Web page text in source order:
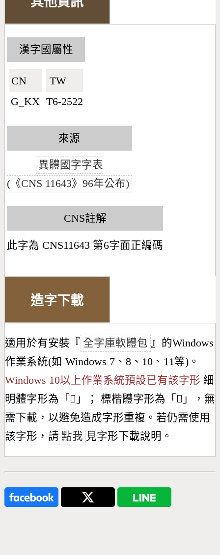
漢字國屬性
CN🇨🇳
G_KX
TW🇹🇼
T6-2522
來源
異體國字字表
(《CNS 11643》96年公布)
CNS註解
此字為 CNS11643 第6字面正編碼
造字下載
適用於有安裝『 全字庫軟體包 』的Windows
作業系統(如 Windows 7、8、10、11等)。
Windows 10以上作業系統預設已有該字形 細
明體字形為「 𣎹 」； 標楷體字形為「 𣎹 」，無
需下載，以避免造成字形重複。若仍需使用
該字形，請 點我 見字形下載說明。